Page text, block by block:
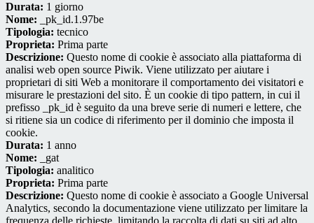
Durata: 1 giorno
Nome: _pk_id.1.97be
Tipologia: tecnico
Proprieta: Prima parte
Descrizione: Questo nome di cookie è associato alla piattaforma di
analisi web open source Piwik. Viene utilizzato per aiutare i
proprietari di siti Web a monitorare il comportamento dei visitatori e
misurare le prestazioni del sito. È un cookie di tipo pattern, in cui il
prefisso _pk_id è seguito da una breve serie di numeri e lettere, che
si ritiene sia un codice di riferimento per il dominio che imposta il
cookie.
Durata: 1 anno
Nome: _gat
Tipologia: analitico
Proprieta: Prima parte
Descrizione: Questo nome di cookie è associato a Google Universal
Analytics, secondo la documentazione viene utilizzato per limitare la